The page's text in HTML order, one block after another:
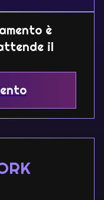
è
il